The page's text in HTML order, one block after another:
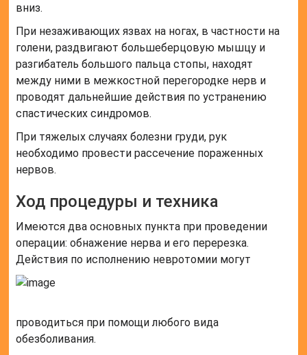
вниз.
При незаживающих язвах на ногах, в частности на
голени, раздвигают большеберцовую мышцу и
разгибатель большого пальца стопы, находят
между ними в межкостной перегородке нерв и
проводят дальнейшие действия по устранению
спастических синдромов.
При тяжелых случаях болезни груди, рук
необходимо провести рассечение пораженных
нервов.
Ход процедуры и техника
Имеются два основных пункта при проведении
операции: обнажение нерва и его перерезка.
Действия по исполнению невротомии могут
проводиться при помощи любого вида
обезболивания.